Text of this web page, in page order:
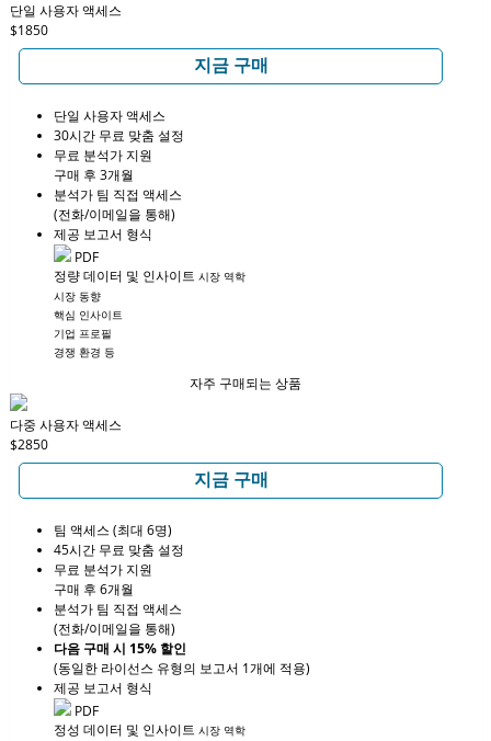
단일 사용자 액세스
$1850
지금 구매
단일 사용자 액세스
30시간 무료 맞춤 설정
무료 분석가 지원
구매 후 3개월
분석가 팀 직접 액세스
(전화/이메일을 통해)
제공 보고서 형식
PDF
정량 데이터 및 인사이트 시장 역학
시장 동향
핵심 인사이트
기업 프로필
경쟁 환경 등
자주 구매되는 상품
다중 사용자 액세스
$2850
지금 구매
팀 액세스 (최대 6명)
45시간 무료 맞춤 설정
무료 분석가 지원
구매 후 6개월
분석가 팀 직접 액세스
(전화/이메일을 통해)
다음 구매 시 15% 할인
(동일한 라이선스 유형의 보고서 1개에 적용)
제공 보고서 형식
PDF
정성 데이터 및 인사이트 시장 역학